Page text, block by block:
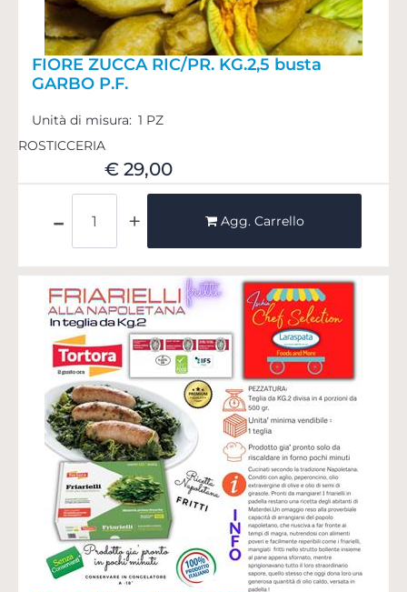
FIORE ZUCCA RIC/PR. KG.2,5 busta
GARBO P.F.
Unità di misura: 1 PZ
ROSTICCERIA
€ 29,00
Agg. Carrello